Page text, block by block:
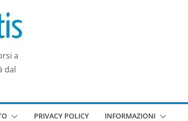
a
dal
PRIVACY POLICY INFORMAZIONI